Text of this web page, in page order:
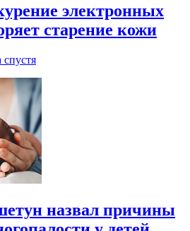
электронных
старение кожи
спустя
назвал причины